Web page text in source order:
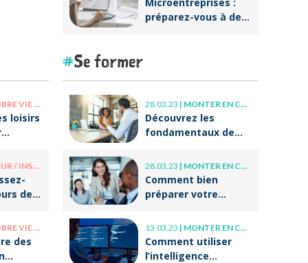
préparez-vous à des
/ VIE PERSO
loisirs
/ INSOLITE
de
/ VIE PERSO
des
Se former
28.03.23 | MONTER EN COMPÉTENCE
Découvrez les
fondamentaux de
et du coaching !
28.03.23 | MONTER EN COMPÉTENCE
Comment bien
préparer votre
professionnelle ?
13.03.23 | MONTER EN COMPÉTENCE
Comment utiliser
l’intelligence